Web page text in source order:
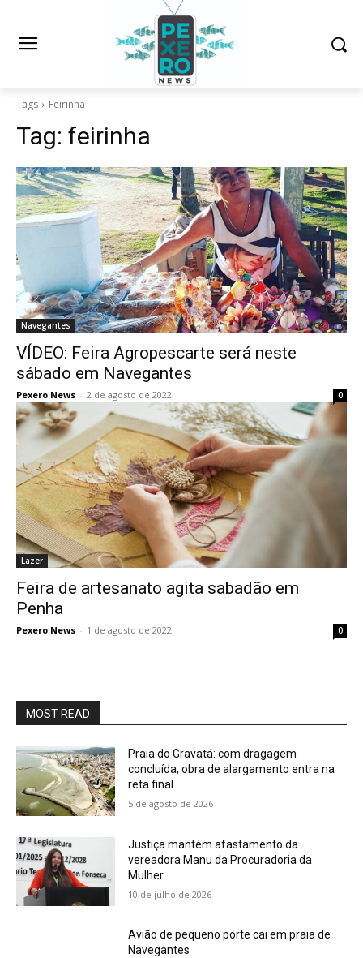
Tags Feirinha
Tag: feirinha
Navegantes
VÍDEO: Feira Agropescarte será neste
sábado em Navegantes
Pexero News - 2 de agosto de 2022 0
Lazer
Feira de artesanato agita sabadão em
Penha
Pexero News - 1 de agosto de 2022 0
MOST READ
Praia do Gravatá: com dragagem
concluída, obra de alargamento entra na
reta final
5 de agosto de 2026
Justiça mantém afastamento da
vereadora Manu da Procuradoria da
Mulher
10 de julho de 2026
Avião de pequeno porte cai em praia de
Navegantes